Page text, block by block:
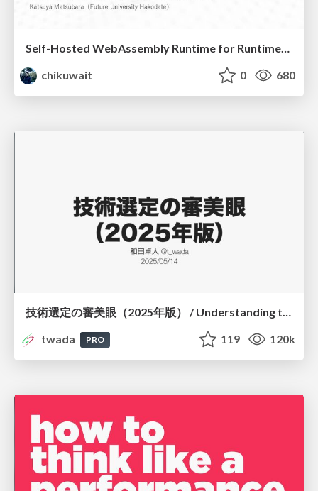
chikuwait
0 680
技術選定の審美眼（2025年版） / Understanding the Spiral of Technologies 2025 edition
twada
PRO 119 120k